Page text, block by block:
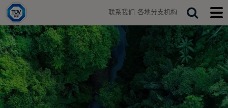
e
各地分支机构
联系我们
T
o
g
g
l
s
e
a
r
T
o
g
g
e
m
o
b
i
S
e
a
c
h
企
业
可
持